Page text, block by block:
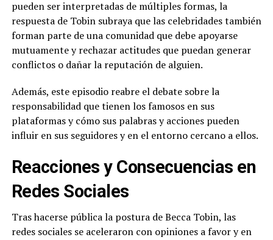
pueden ser interpretadas de múltiples formas, la
respuesta de Tobin subraya que las celebridades también
forman parte de una comunidad que debe apoyarse
mutuamente y rechazar actitudes que puedan generar
conflictos o dañar la reputación de alguien.
Además, este episodio reabre el debate sobre la
responsabilidad que tienen los famosos en sus
plataformas y cómo sus palabras y acciones pueden
influir en sus seguidores y en el entorno cercano a ellos.
Reacciones y Consecuencias en
Redes Sociales
Tras hacerse pública la postura de Becca Tobin, las
redes sociales se aceleraron con opiniones a favor y en